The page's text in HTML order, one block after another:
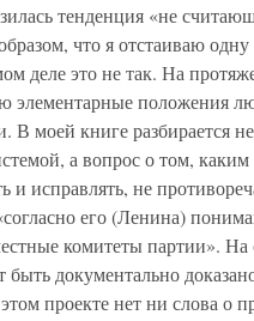
тенденция «не
что я отстаиваю
деле это не так. На
элементарные положения
моей книге разбирается
а вопрос о том,
и исправлять, не
его (Ленина)
комитеты партии».
документально
проекте нет ни слова о